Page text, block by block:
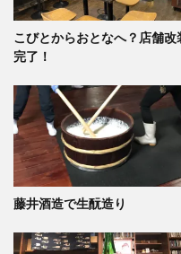
こびとからおとなへ？店舗改
完了！
藤井酒造で生酛造り